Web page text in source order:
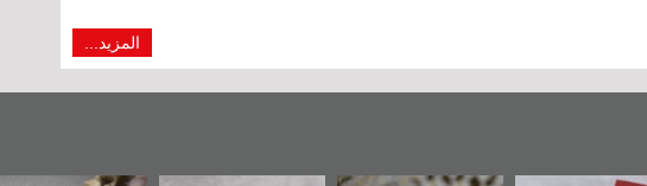
المزيد...